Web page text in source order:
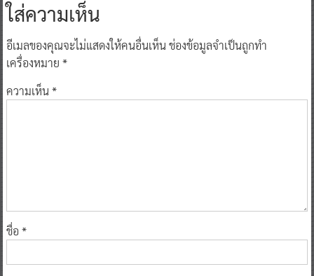
ใส่ความเห็น
อีเมลของคุณจะไม่แสดงให้คนอื่นเห็นช่องข้อมูลจำเป็นถูกทำ
เครื่องหมาย *
ความเห็น*
ชื่อ *